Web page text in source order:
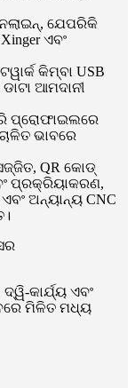
ଯେପରିକି
Xinger ଏବଂ
କିମ୍ବା USB
ଆମଦାନୀ
ପ୍ରୋଫାଇଲରେ
ଭାବରେ
QR କୋଡ୍
ପ୍ରକ୍ରିୟାକରଣ,
ଅନ୍ୟାନ୍ୟ CNC
କାର୍ଯ୍ୟ ଏବଂ
ମିଳିତ ମଧ୍ୟ